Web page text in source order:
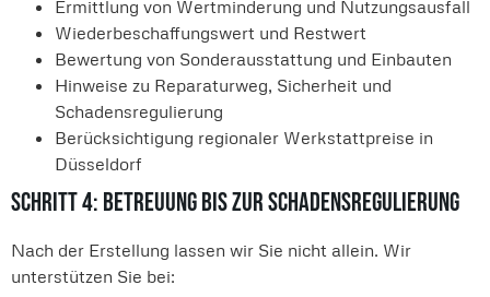
Ermittlung von Wertminderung und Nutzungsausfall
Wiederbeschaffungswert und Restwert
Bewertung von Sonderausstattung und Einbauten
Hinweise zu Reparaturweg, Sicherheit und
Schadensregulierung
Berücksichtigung regionaler Werkstattpreise in
Düsseldorf
Schritt 4: Betreuung bis zur Schadensregulierung
Nach der Erstellung lassen wir Sie nicht allein. Wir
unterstützen Sie bei: